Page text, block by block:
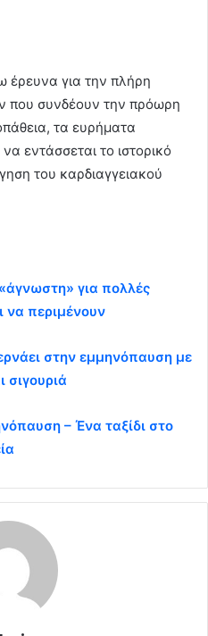
έρευνα για την πλήρη
που συνδέουν την πρόωρη
τα ευρήματα
εντάσσεται το ιστορικό
του καρδιαγγειακού
για πολλές
να περιμένουν
στην εμμηνόπαυση με
σιγουριά
– Ένα ταξίδι στο